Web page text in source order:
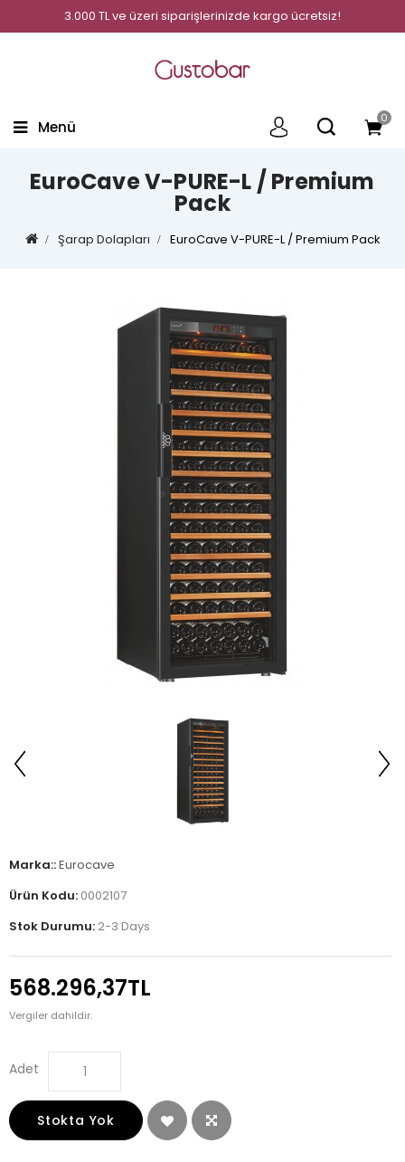
3.000 TL ve üzeri siparişlerinizde kargo ücretsiz!
0
Menü
EuroCave V-PURE-L / Premium
Pack
Şarap Dolapları EuroCave V-PURE-L / Premium Pack
Marka::Eurocave
Ürün Kodu: 0002107
Stok Durumu: 2-3 Days
568.296,37TL
Vergiler dahildir.
Adet
Stokta Yok